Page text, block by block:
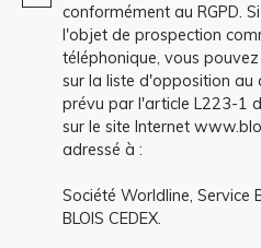
conformément au RGPD.
l'objet de prospection
téléphonique, vous
sur la liste d'opposition au
prévu par l'article L223-1
sur le site Internet
adressé à :
Société Worldline, Service
BLOIS CEDEX.